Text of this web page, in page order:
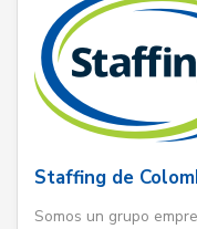
Staffing de
Somos un grupo